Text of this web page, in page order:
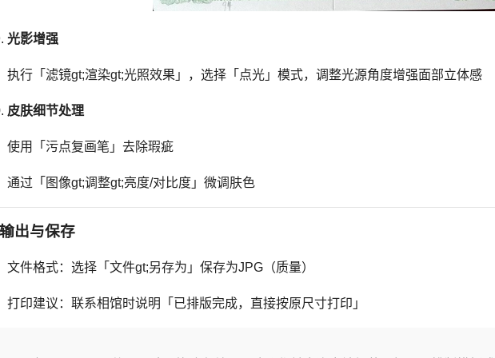
光影增强
执行「滤镜gt;渲染gt;光照效果」，选择「点光」模式，调整光源角度增强面部立体感
皮肤细节处理
使用「污点复画笔」去除瑕疵
通过「图像gt;调整gt;亮度/对比度」微调肤色
出与保存
文件格式：选择「文件gt;另存为」保存为JPG（质量）
打印建议：联系相馆时说明「已排版完成，直接按原尺寸打印」